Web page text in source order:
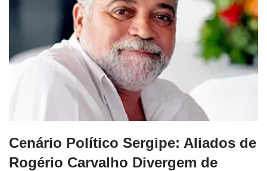
Cenário Político Sergipe: Aliados de
Rogério Carvalho Divergem de